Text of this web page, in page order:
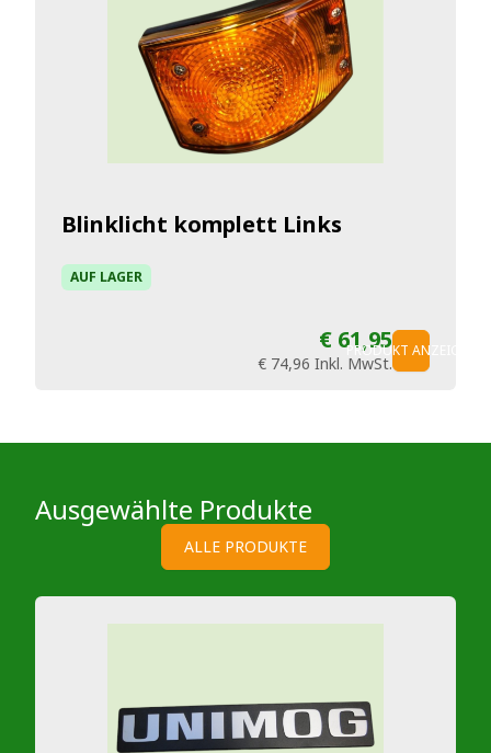
Blinklicht komplett Links
AUF LAGER
€ 61,95
€ 74,96 Inkl. MwSt.
PRODUKT ANZEIGEN
Ausgewählte Produkte
ALLE PRODUKTE